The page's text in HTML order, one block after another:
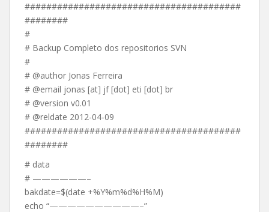
########################################
########
#
# Backup Completo dos repositorios SVN
#
# @author Jonas Ferreira
# @email jonas [at] jf [dot] eti [dot] br
# @version v0.01
# @reldate 2012-04-09
########################################
########
# data
# ——————–
bakdate=$(date +%Y%m%d%H%M)
echo “——————————–”